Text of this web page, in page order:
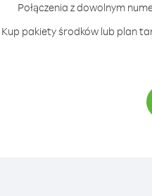
Połączenia z dowolnym
Kup pakiety środków lub plan